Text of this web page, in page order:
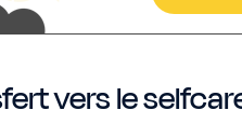
vers le